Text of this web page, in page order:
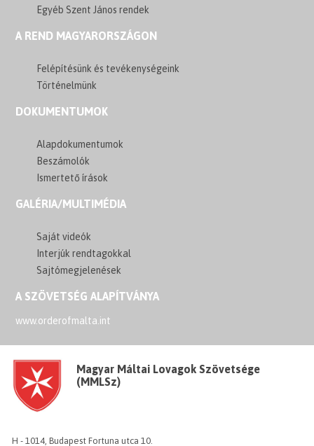
Egyéb Szent János rendek
A REND MAGYARORSZÁGON
Felépítésünk és tevékenységeink
Történelmünk
DOKUMENTUMOK
Alapdokumentumok
Beszámolók
Ismertető írások
GALÉRIA/MULTIMÉDIA
Saját videók
Interjúk rendtagokkal
Sajtómegjelenések
A SZÖVETSÉG ALAPÍTVÁNYA
www.orderofmalta.int
Magyar Máltai Lovagok Szövetsége
(MMLSz)
H - 1014, Budapest Fortuna utca 10.